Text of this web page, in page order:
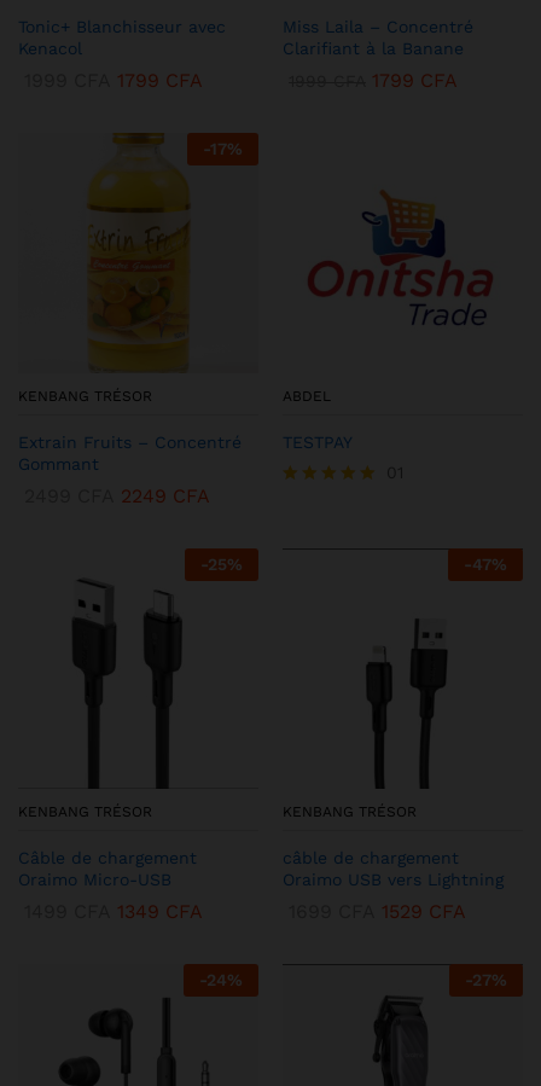
Tonic+ Blanchisseur avec
Kenacol
1799 CFA
Miss Laila – Concentré
Clarifiant à la Banane
1799 CFA
-17%
KENBANG TRÉSOR
Extrain Fruits – Concentré
Gommant
2249 CFA
ABDEL
TESTPAY
-25%
KENBANG TRÉSOR
Câble de chargement
Oraimo Micro-USB
1349 CFA
-47%
KENBANG TRÉSOR
câble de chargement
Oraimo USB vers Lightning
1529 CFA
-24% -27%